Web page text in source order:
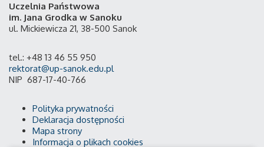
Uczelnia Państwowa
im. Jana Grodka w Sanoku
ul. Mickiewicza 21, 38-500 Sanok
tel.: +48 13 46 55 950
rektorat@up-sanok.edu.pl
NIP 687-17-40-766
Polityka prywatności
Deklaracja dostępności
Mapa strony
Informacja o plikach cookies